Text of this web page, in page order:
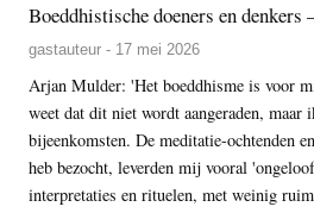
Boeddhistische doeners en denkers
gastauteur - 17 mei 2026
Arjan Mulder: 'Het boeddhisme is voor
weet dat dit niet wordt aangeraden, maar
bijeenkomsten. De meditatie-ochtenden
heb bezocht, leverden mij vooral
interpretaties en rituelen, met weinig